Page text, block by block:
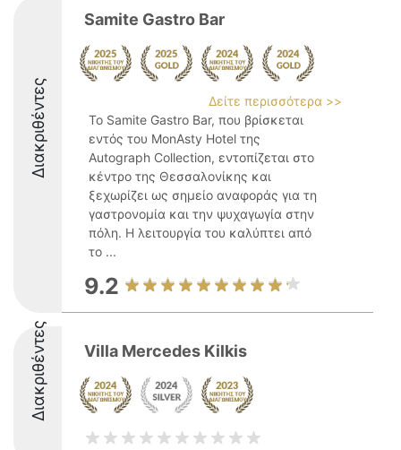
Διακριθέντες
Samite Gastro Bar
Δείτε περισσότερα >>
Το Samite Gastro Bar, που βρίσκεται
εντός του MonAsty Hotel της
Autograph Collection, εντοπίζεται στο
κέντρο της Θεσσαλονίκης και
ξεχωρίζει ως σημείο αναφοράς για τη
γαστρονομία και την ψυχαγωγία στην
πόλη. Η λειτουργία του καλύπτει από
το ...
9.2
Διακριθέντες Villa Mercedes Kilkis